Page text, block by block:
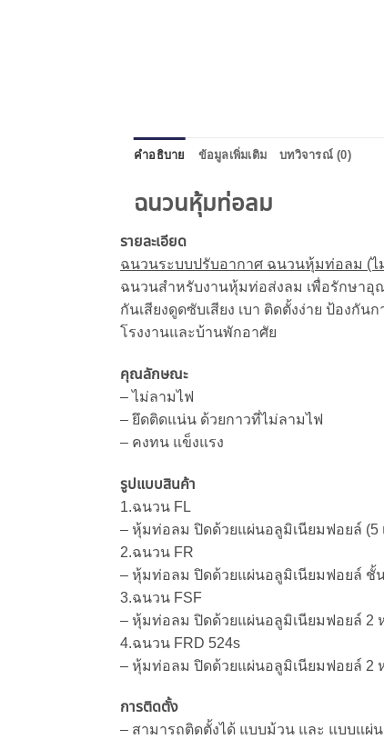
คำอธิบาย ข้อมูลเพิ่มเติม บทวิจารณ์ (0)
ฉนวนหุ้มท่อลม
รายละเอียด
ฉนวนระบบปรับอากาศ ฉนวนหุ้มท่อลม (ไ
ฉนวนสำหรับงานหุ้มท่อส่งลม เพื่อรักษาอุ
กันเสียงดูดซับเสียง เบา ติดตั้งง่าย ป้อง
โรงงานและบ้านพักอาศัย
คุณลักษณะ
– ไม่ลามไฟ
– ยึดติดแน่น ด้วยกาวที่ไม่ลามไฟ
– คงทน แข็งแรง
รูปแบบสินค้า
1.ฉนวน FL
– หุ้มท่อลม ปิดด้วยแผ่นอลูมิเนียมฟอยล์ (5
2.ฉนวน FR
– หุ้มท่อลม ปิดด้วยแผ่นอลูมิเนียมฟอยล์ ชั้น
3.ฉนวน FSF
– หุ้มท่อลม ปิดด้วยแผ่นอลูมิเนียมฟอยล์ 2 ห
4.ฉนวน FRD 524s
– หุ้มท่อลม ปิดด้วยแผ่นอลูมิเนียมฟอยล์ 2 ห
การติดตั้ง
– สามารถติดตั้งได้ แบบม้วน และ แบบแผ่น